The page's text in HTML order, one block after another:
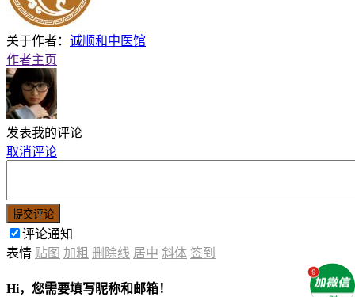
关于作者： 诚顺和中医馆
作者主页
发表我的评论
取消评论
提交评论
评论通知
表情 贴图 加粗 删除线 居中 斜体 签到
Hi，您需要填写昵称和邮箱！